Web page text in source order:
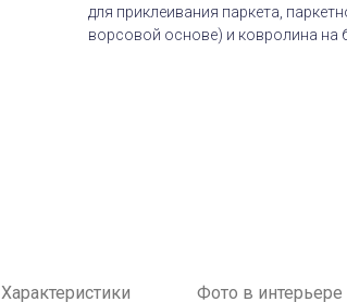
для приклеивания паркета,
ворсовой основе) и ковролина на
Характеристики Фото в интерьере